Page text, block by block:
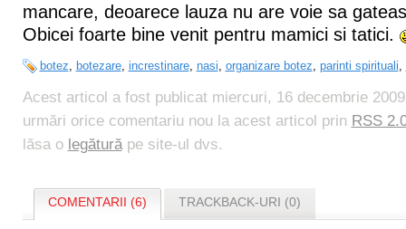
mancare, deoarece lauza nu are voie sa
Obicei foarte bine venit pentru mamici si tatici.
botez botezare, increstinare, nasi organizare botez parinti spirituali
Acest articol a fost publicat miercuri, 16 decembrie
urmări orice comentariu nou la acest articol prin RSS
lăsa o legăturăpe site-ul dvs.
COMENTARII (6) TRACKBACK-URI (0)